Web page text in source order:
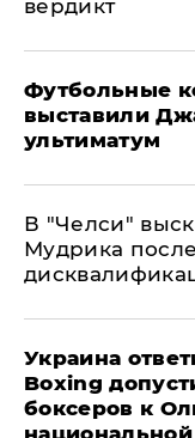
вердикт
Футбольные
выставили
ультиматум
В "Челси"
Мудрика
Украина
Boxing
боксеров к